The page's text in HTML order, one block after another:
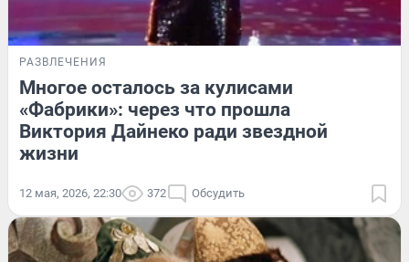
РАЗВЛЕЧЕНИЯ
Многое осталось за кулисами
«Фабрики»: через что прошла
Виктория Дайнеко ради звездной
жизни
12 мая, 2026, 22:30 372 Обсудить